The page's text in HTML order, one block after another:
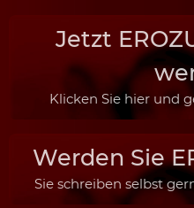
Jetzt
Klicken Sie hier und
Werden Sie
Sie schreiben selbst